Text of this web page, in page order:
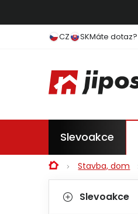
CZ SKMáte dotaz?
Slevoakce
DomovStavba, dom
Bočný panel
Kategórie
Slevoakce